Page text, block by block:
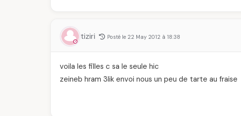
tiziri Posté le 22 May 2012 à 18:38
voila les filles c sa le seule hic
zeineb hram 3lik envoi nous un peu de tarte au fraise